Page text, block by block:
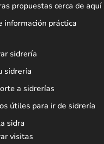
propuestas cerca de aquí
información práctica
sidrería
sidrería
a sidrerías
útiles para ir de sidrería
sidra
visitas